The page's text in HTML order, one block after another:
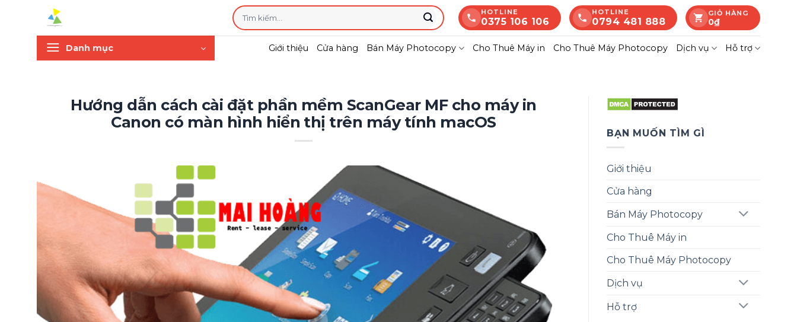
Tìm
kiếm:
HOTLINE
0375 106 106
HOTLINE
0794 481 888
GIỎ HÀNG
0₫
Danh mục Giới thiệu Cửa hàng Bán Máy Photocopy Cho Thuê Máy in Cho Thuê Máy Photocopy Dịch vụ Hỗ trợ
Hướng dẫn cách cài đặt phần mềm ScanGear MF cho máy in
Canon có màn hình hiển thị trên máy tính macOS
BẠN MUỐN TÌM GÌ
Giới thiệu
Cửa hàng
Bán Máy Photocopy
Cho Thuê Máy in
Cho Thuê Máy Photocopy
Dịch vụ
Hỗ trợ